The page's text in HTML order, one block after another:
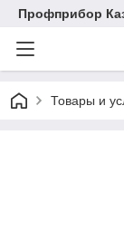
Профприбор
Товары и